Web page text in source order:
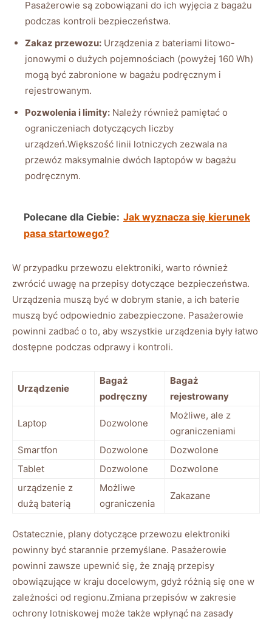
Pasażerowie są zobowiązani do ich wyjęcia z bagażu
podczas kontroli bezpieczeństwa.
Zakaz przewozu: Urządzenia z bateriami litowo-
jonowymi o dużych pojemnościach (powyżej 160 Wh)
mogą być zabronione w bagażu podręcznym i
rejestrowanym.
Pozwolenia i limity: Należy również pamiętać o
ograniczeniach dotyczących liczby
urządzeń.Większość linii lotniczych zezwala na
przewóz maksymalnie dwóch laptopów w bagażu
podręcznym.
Polecane dla Ciebie: Jak wyznacza się kierunek
pasa startowego?
W przypadku przewozu elektroniki, warto również
zwrócić uwagę na przepisy dotyczące bezpieczeństwa.
Urządzenia muszą być w dobrym stanie, a ich baterie
muszą być odpowiednio zabezpieczone. Pasażerowie
powinni zadbać o to, aby wszystkie urządzenia były łatwo
dostępne podczas odprawy i kontroli.
Urządzenie
Bagaż
podręczny
Bagaż
rejestrowany
Laptop Dozwolone
Możliwe, ale z
ograniczeniami
Smartfon
Dozwolone
Dozwolone
Tablet
Dozwolone
Dozwolone
urządzenie z
dużą baterią
Możliwe
ograniczenia
Zakazane
Ostatecznie, plany dotyczące przewozu elektroniki
powinny być starannie przemyślane. Pasażerowie
powinni zawsze upewnić się, że znają przepisy
obowiązujące w kraju docelowym, gdyż różnią się one w
zależności od regionu.Zmiana przepisów w zakresie
ochrony lotniskowej może także wpłynąć na zasady